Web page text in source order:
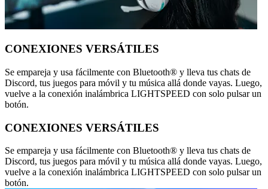
CONEXIONES VERSÁTILES
Se empareja y usa fácilmente con Bluetooth® y lleva tus chats de
Discord, tus juegos para móvil y tu música allá donde vayas. Luego,
vuelve a la conexión inalámbrica LIGHTSPEED con solo pulsar un
botón.
CONEXIONES VERSÁTILES
Se empareja y usa fácilmente con Bluetooth® y lleva tus chats de
Discord, tus juegos para móvil y tu música allá donde vayas. Luego,
vuelve a la conexión inalámbrica LIGHTSPEED con solo pulsar un
botón.